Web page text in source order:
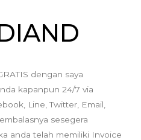
dengan saya
kapanpun 24/7 via
Line, Twitter, Email,
sesegera
anda telah memiliki Invoice